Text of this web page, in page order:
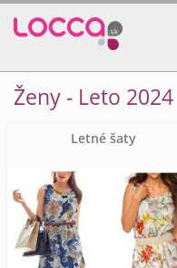
Ženy - Leto 2024
Letné šaty